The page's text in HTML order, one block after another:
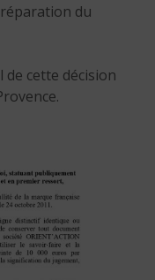
du
de cette décision